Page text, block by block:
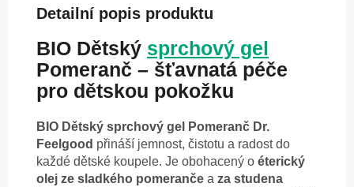
Detailní popis produktu
BIO Dětský sprchový gel
Pomeranč – šťavnatá péče
pro dětskou pokožku
BIO Dětský sprchový gel Pomeranč Dr.
Feelgood přináší jemnost, čistotu a radost do
každé dětské koupele. Je obohacený o éterický
olej ze sladkého pomeranče a za studena